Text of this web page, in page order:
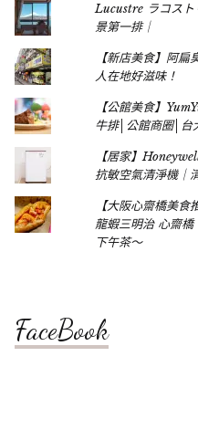
Lucustre ラコスト
景第一排｜
【新店美食】阿
人在地好滋味！
【公館美食】
牛排│公館商圈│台
【居家】
抗敏空氣清淨機｜
【大阪心齋橋美
龍蝦三明治 心齋
下午茶～
FaceBook